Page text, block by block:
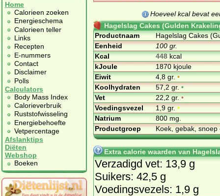
Home
Calorieen zoeken
Energieschema
Calorieen teller
Links
Recepten
E-nummers
Contact
Disclaimer
Polls
Calculators
Body Mass Index
Calorieverbruik
Ruststofwisseling
Energiebehoefte
Vetpercentage
Afslanktips
Diëten
Webshop
Boeken
Hoeveel kcal bevat
Hagelslag Cakes (Gulden
Productnaam
Hagelslag Cakes
Eenheid
100 gr.
Kcal
448kcal
kJoule
1870 kjoule
Eiwit
4,8 gr.•
Koolhydraten
57,2 gr.•
Vet
22,2 gr.•
Voedingsvezel
1,9 gr.•
Natrium
800 mg.
Productgroep
Koek, gebak,
Extra calorie waarden van
Verzadigd vet: 13,9 g
Suikers: 42,5 g
Voedingsvezels: 1,9 g